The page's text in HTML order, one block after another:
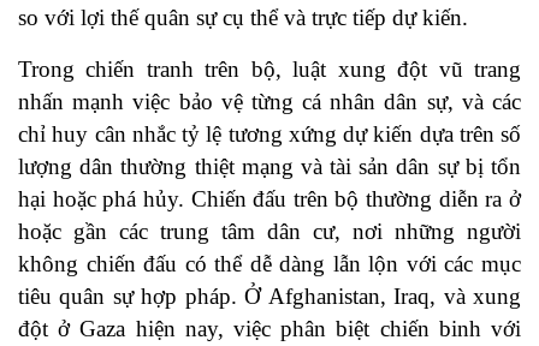
so với lợi thế quân sự cụ thể và trực tiếp dự kiến.
Trong chiến tranh trên bộ, luật xung đột vũ trang
nhấn mạnh việc bảo vệ từng cá nhân dân sự, và các
chỉ huy cân nhắc tỷ lệ tương xứng dự kiến dựa trên số
lượng dân thường thiệt mạng và tài sản dân sự bị tổn
hại hoặc phá hủy. Chiến đấu trên bộ thường diễn ra ở
hoặc gần các trung tâm dân cư, nơi những người
không chiến đấu có thể dễ dàng lẫn lộn với các mục
tiêu quân sự hợp pháp. Ở Afghanistan, Iraq, và xung
đột ở Gaza hiện nay, việc phân biệt chiến binh với